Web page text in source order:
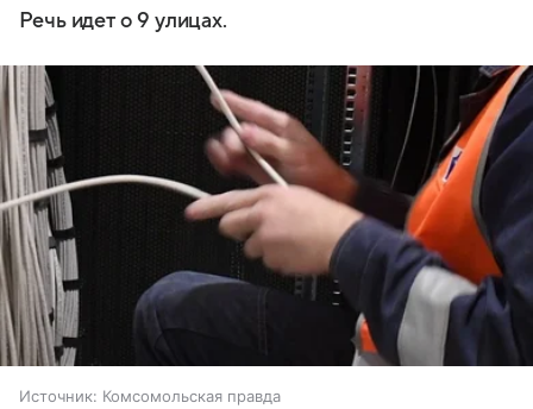
Речь идет о 9 улицах.
Источник: Комсомольская правда